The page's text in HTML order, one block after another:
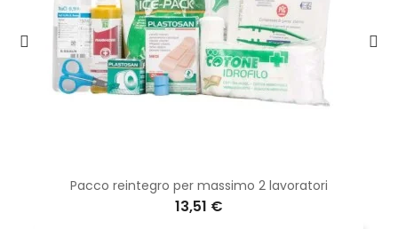
Pacco reintegro per massimo 2 lavoratori
13,51 €